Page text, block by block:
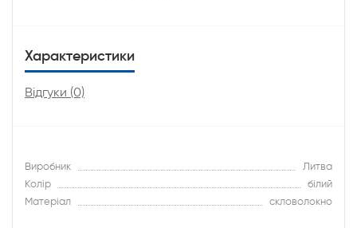
Характеристики
Відгуки (0)
Виробник
Литва
Колір
білий
Матеріал
скловолокно